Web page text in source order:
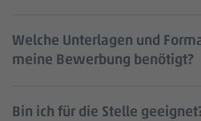
Welche Unterlagen und
meine Bewerbung benötigt?
Bin ich für die Stelle